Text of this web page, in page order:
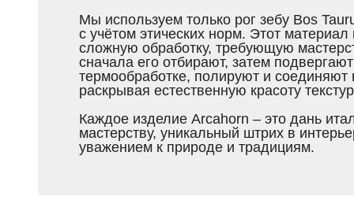
Мы используем только рог зебу Bos
с учётом этических норм. Этот материал
сложную обработку, требующую
сначала его отбирают, затем подвергают
термообработке, полируют и соединяют
раскрывая естественную красоту
Каждое изделие Arcahorn – это дань
мастерству, уникальный штрих в
уважением к природе и традициям.